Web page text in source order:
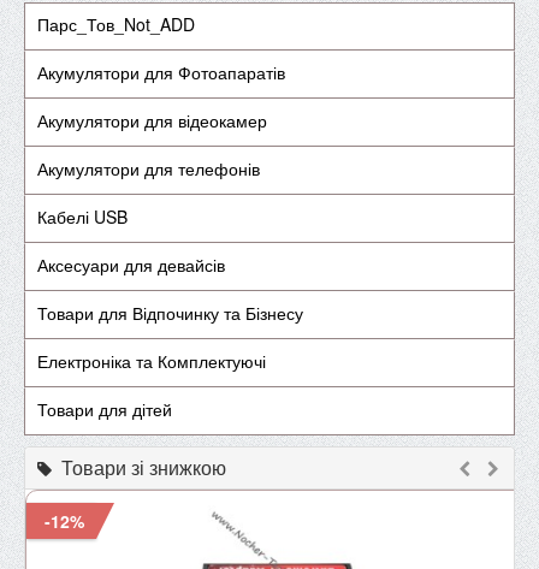
Парс_Тов_Not_ADD
Акумулятори для Фотоапаратів
Акумулятори для відеокамер
Акумулятори для телефонів
Кабелі USB
Аксесуари для девайсів
Товари для Відпочинку та Бізнесу
Електроніка та Комплектуючі
Товари для дітей
Товари зі знижкою
-12%